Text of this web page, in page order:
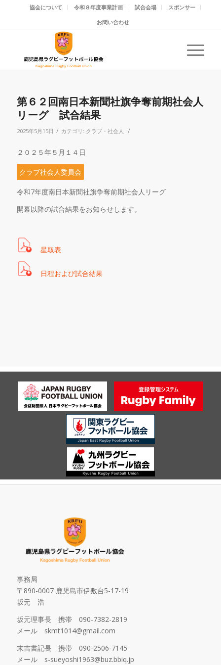
協会について 令和８年度事業計画 試合会場
スポンサー
お問い合わせ
第６２回南日本新聞社旗争奪前期社会人
リーグ 試合結果
2025年5月15日 / カテゴリ: クラブ・社会人 /
２０２５年５月１４日
クラブ社会人委員会
令和7年度南日本新聞社旗争奪前期社会人リーグ
開幕以降の試合結果をお知らせします。
星取表
日程および試合結果
事務局
〒890-0007 鹿児島市伊敷台5-17-19
坂元 浩
坂元理事長 携帯 090-7382-2819
メール skmt1014@gmail.com
末吉書記長 携帯 090-2506-7145
メール s-sueyoshi1963@buz.bbiq.jp